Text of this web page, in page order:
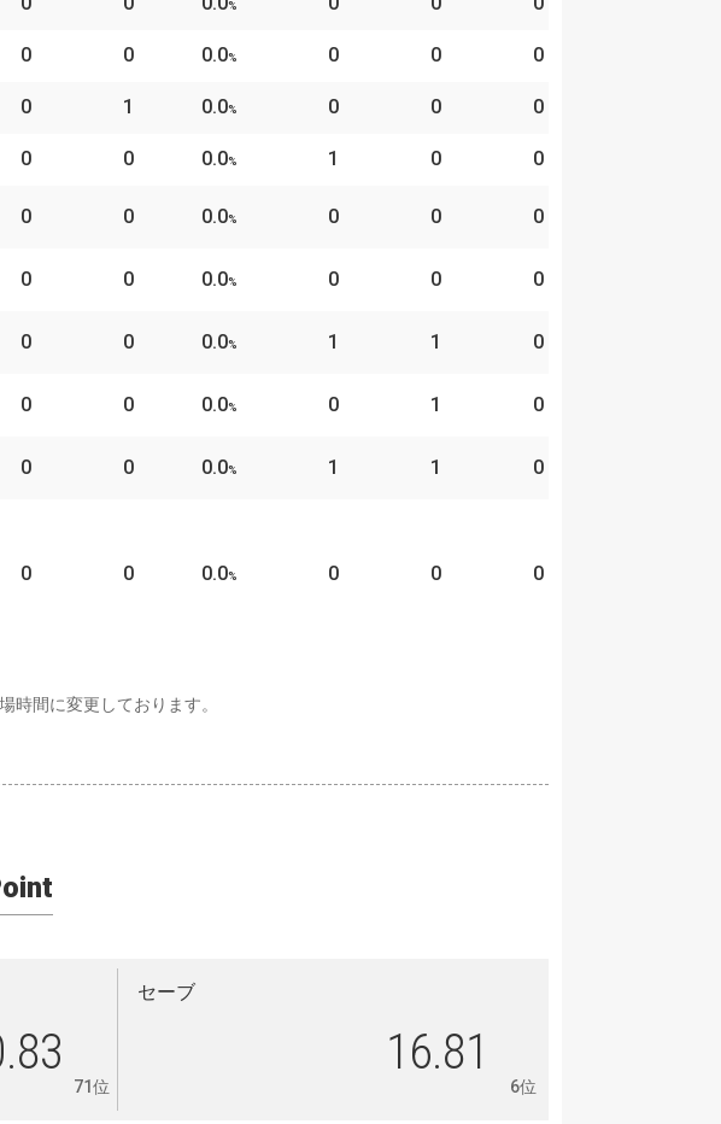
%
0 0 0.0% 0 0 0
0 1 0.0% 0 0 0
0 0 0.0% 1 0 0
0 0 0.0% 0 0 0
0 0 0.0% 0 0 0
0 0 0.0% 1 1 0
0 0 0.0% 0 1 0
0 0 0.0% 1 1 0
0 0 0.0% 0 0 0
間に変更しております。
71位
セーブ
16.81
6位